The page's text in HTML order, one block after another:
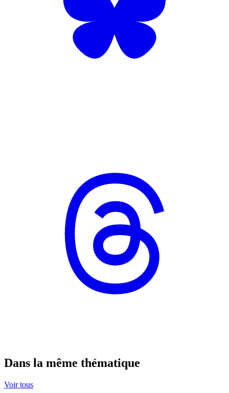
Dans la même thématique
Voir tous